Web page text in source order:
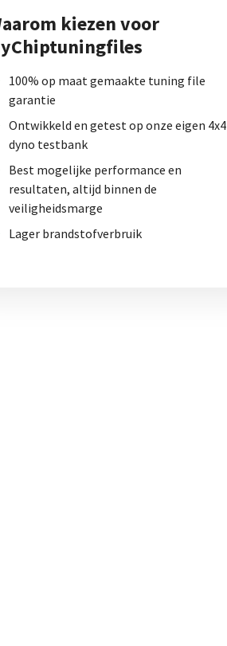
kiezen voor
100% op maat gemaakte tuning file
garantie
Ontwikkeld en getest op onze eigen 4x4
dyno testbank
Best mogelijke performance en
resultaten, altijd binnen de
veiligheidsmarge
Lager brandstofverbruik